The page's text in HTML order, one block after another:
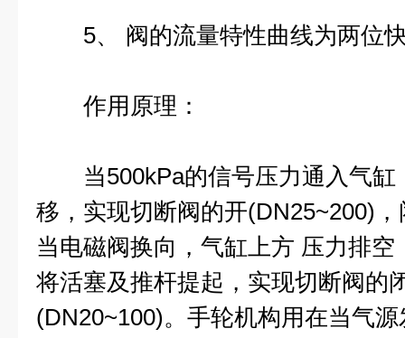
5、 阀的流量特性曲线为两位
作用原理：
当500kPa的信号压力通入气缸
移，实现切断阀的开(DN25~200)
当电磁阀换向，气缸上方 压力排
将活塞及推杆提起，实现切断阀的
(DN20~100)。手轮机构用在当气